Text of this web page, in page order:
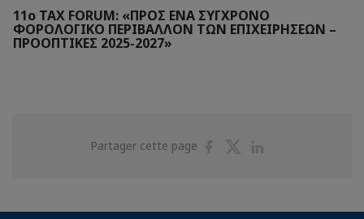
11o TAX FORUM: «ΠΡΟΣ ΕΝΑ ΣΥΓΧΡΟΝΟ
ΦΟΡΟΛΟΓΙΚΟ ΠΕΡΙΒΑΛΛΟΝ ΤΩΝ ΕΠΙΧΕΙΡΗΣΕΩΝ –
ΠΡΟΟΠΤΙΚΕΣ 2025-2027»
Partager cette page
PartagerPartager